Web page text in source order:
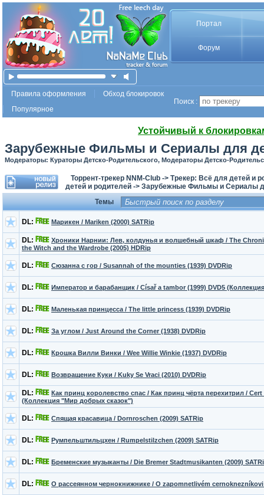
Портал
Форум
Правила оформления
Обход блокировок
Популярное
Поиск :
Устойчивый к
Зарубежные Фильмы и Сериалы для
Модераторы: Кураторы Детско-Родительского, Модераторы Детско-
Торрент-трекер NNM-Club -> Трекер: Всё для детей и
детей и родителей -> Зарубежные Фильмы и Сериалы
Темы
DL: Марикен / Mariken (2000) SATRip
DL:
Хроники Нарнии: Лев, колдунья и волшебный шкаф / The
the Witch and the Wardrobe (2005) HDRip
DL: Сюзанна с гор / Susannah of the mounties (1939) DVDRip
DL: Император и барабанщик / Císař a tambor (1999) DVD5
DL: Маленькая принцесса / The little princess (1939) DVDRip
DL: За углом / Just Around the Corner (1938) DVDRip
DL: Крошка Вилли Винки / Wee Willie Winkie (1937) DVDRip
DL: Возвращение Куки / Kuky Se Vraci (2010) DVDRip
DL:
Как принц королевство спас / Как принц чёрта перехитрил / Cert
(Коллекция "Мир добрых сказок")
DL: Спящая красавица / Dornroschen (2009) SATRip
DL: Румпельштильцхен / Rumpelstilzchen (2009) SATRip
DL: Бременские музыканты / Die Bremer Stadtmusikanten (2009)
DL: О рассеянном чернокнижнике / O zapomnetlivém cernoknezníkovi